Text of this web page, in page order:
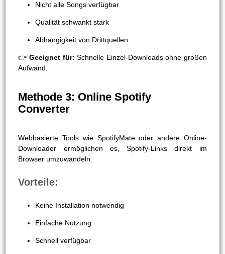
Nicht alle Songs verfügbar
Qualität schwankt stark
Abhängigkeit von Drittquellen
👉Geeignet für: Schnelle Einzel-Downloads ohne großen
Aufwand.
Methode 3: Online Spotify
Converter
Webbasierte Tools wie SpotifyMate oder andere Online-
Downloader ermöglichen es, Spotify-Links direkt im
Browser umzuwandeln.
Vorteile:
Keine Installation notwendig
Einfache Nutzung
Schnell verfügbar